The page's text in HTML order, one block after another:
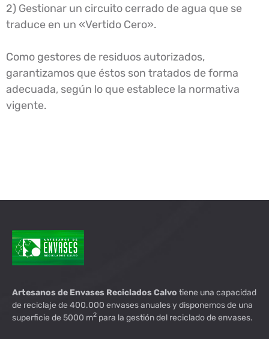
2) Gestionar un circuito cerrado de agua que se
traduce en un «Vertido Cero».
Como gestores de residuos autorizados,
garantizamos que éstos son tratados de forma
adecuada, según lo que establece la normativa
vigente.
Artesanos de Envases Reciclados Calvo tiene una capacidad
de reciclaje de 400.000 envases anuales y disponemos de una
superficie de 5000 m2 para la gestión del reciclado de envases.